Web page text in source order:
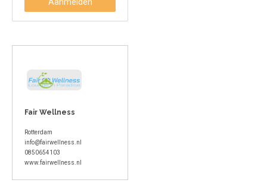
Fair Wellness
Rotterdam
info@fairwellness.nl
0850654103
www.fairwellness.nl